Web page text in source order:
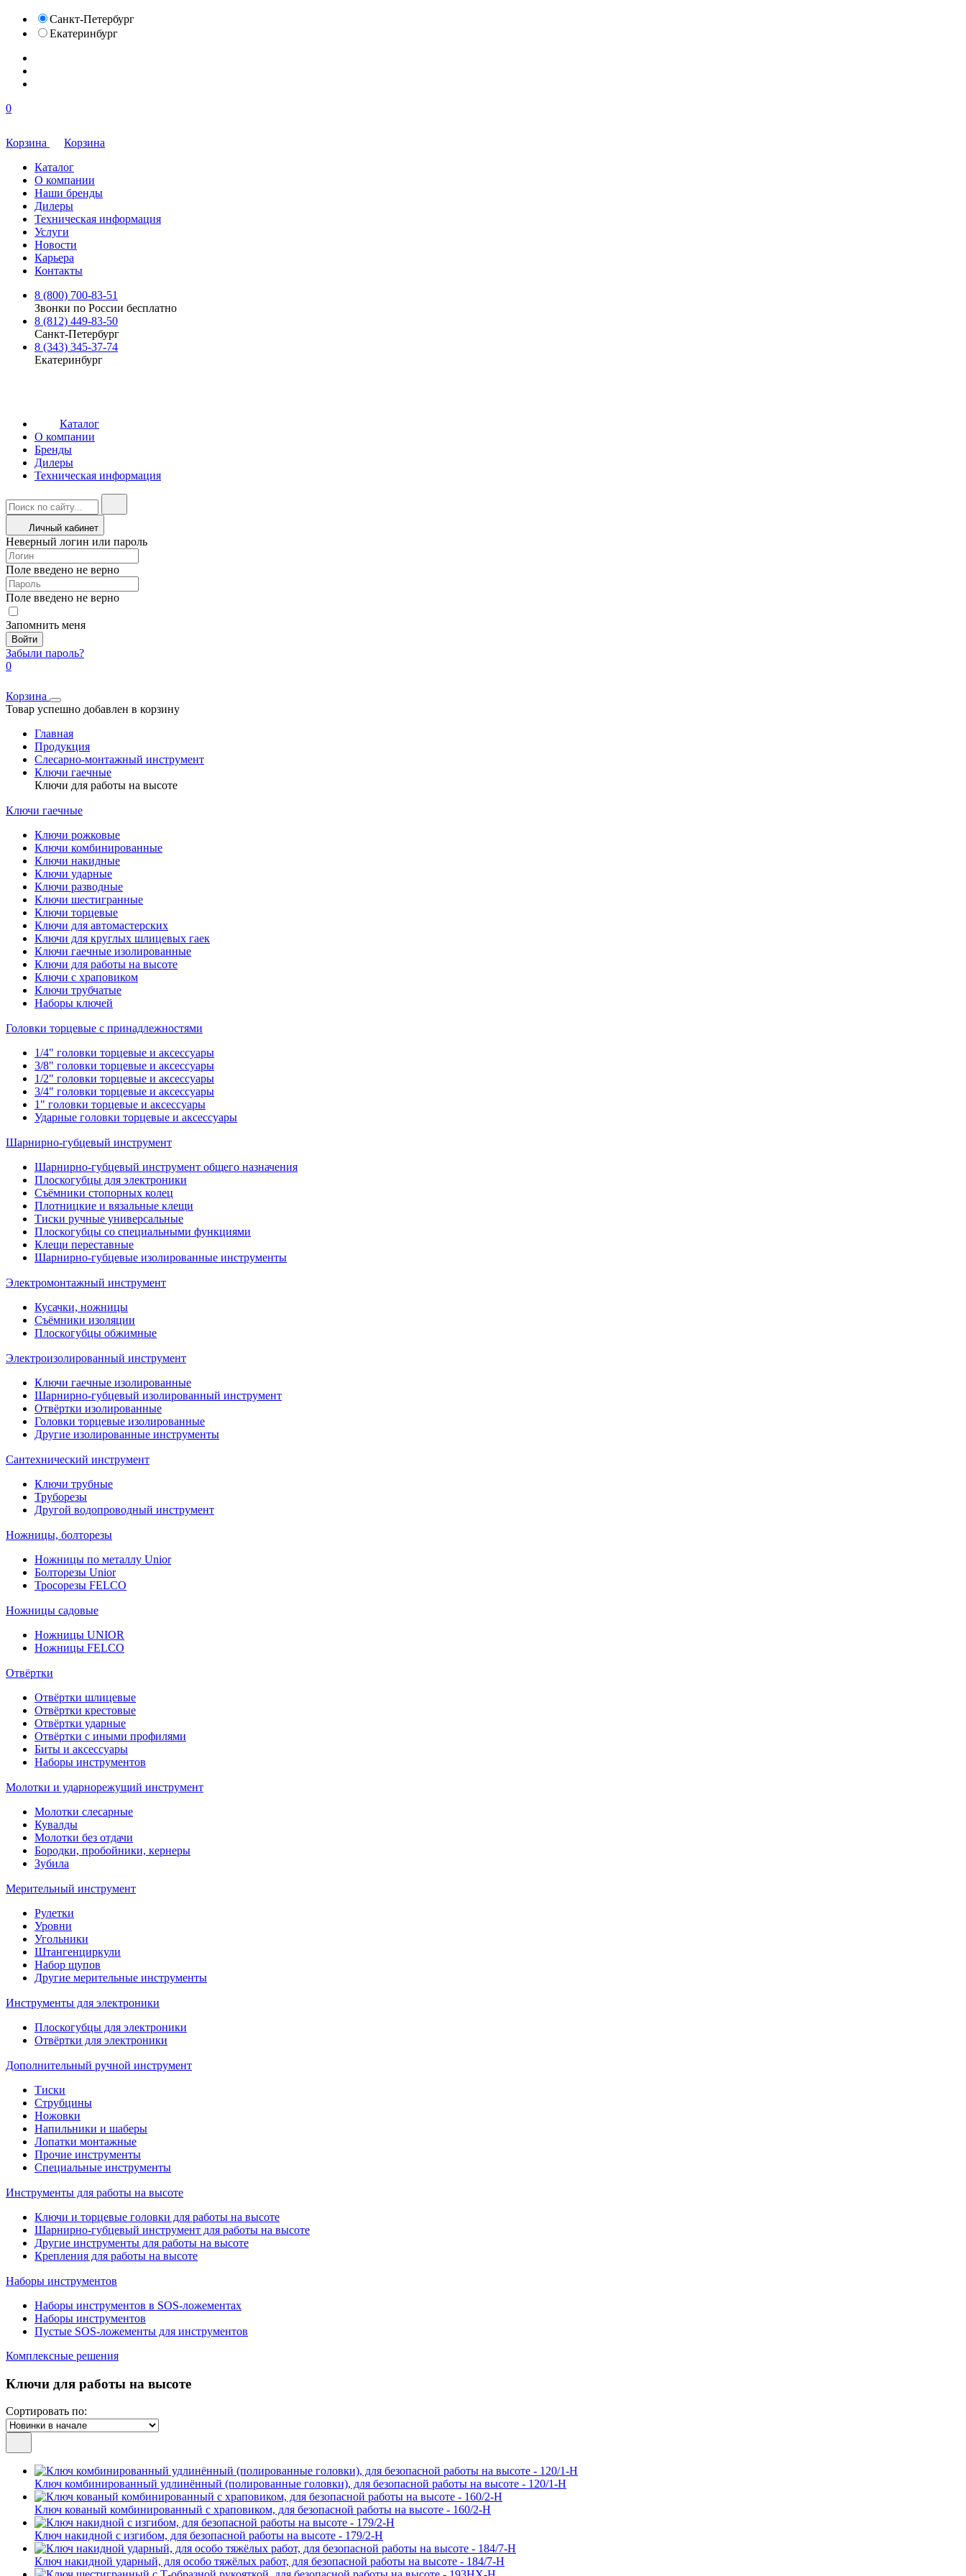
Санкт-Петербург
Екатеринбург
0
Корзина
Корзина
Каталог
О компании
Наши бренды
Дилеры
Техническая информация
Услуги
Новости
Карьера
Контакты
8 (800) 700-83-51
Звонки по России бесплатно
8 (812) 449-83-50
Санкт-Петербург
8 (343) 345-37-74
Екатеринбург
Каталог
О компании
Бренды
Дилеры
Техническая информация
Личный кабинет
Неверный логин или пароль
Поле введено не верно
Поле введено не верно
Запомнить меня
Войти
Забыли пароль?
0
Корзина
Товар успешно добавлен в корзину
Главная
Продукция
Слесарно-монтажный инструмент
Ключи гаечные
Ключи для работы на высоте
Ключи гаечные
Ключи рожковые
Ключи комбинированные
Ключи накидные
Ключи ударные
Ключи разводные
Ключи шестигранные
Ключи торцевые
Ключи для автомастерских
Ключи для круглых шлицевых гаек
Ключи гаечные изолированные
Ключи для работы на высоте
Ключи с храповиком
Ключи трубчатые
Наборы ключей
Головки торцевые с принадлежностями
1/4" головки торцевые и аксессуары
3/8" головки торцевые и аксессуары
1/2" головки торцевые и аксессуары
3/4" головки торцевые и аксессуары
1" головки торцевые и аксессуары
Ударные головки торцевые и аксессуары
Шарнирно-губцевый инструмент
Шарнирно-губцевый инструмент общего назначения
Плоскогубцы для электроники
Съёмники стопорных колец
Плотницкие и вязальные клещи
Тиски ручные универсальные
Плоскогубцы со специальными функциями
Клещи переставные
Шарнирно-губцевые изолированные инструменты
Электромонтажный инструмент
Кусачки, ножницы
Съёмники изоляции
Плоскогубцы обжимные
Электроизолированный инструмент
Ключи гаечные изолированные
Шарнирно-губцевый изолированный инструмент
Отвёртки изолированные
Головки торцевые изолированные
Другие изолированные инструменты
Сантехнический инструмент
Ключи трубные
Труборезы
Другой водопроводный инструмент
Ножницы, болторезы
Ножницы по металлу Unior
Болторезы Unior
Тросорезы FELCO
Ножницы садовые
Ножницы UNIOR
Ножницы FELCO
Отвёртки
Отвёртки шлицевые
Отвёртки крестовые
Отвёртки ударные
Отвёртки с иными профилями
Биты и аксессуары
Наборы инструментов
Молотки и ударнорежущий инструмент
Молотки слесарные
Кувалды
Молотки без отдачи
Бородки, пробойники, кернеры
Зубила
Мерительный инструмент
Рулетки
Уровни
Угольники
Штангенциркули
Набор щупов
Другие мерительные инструменты
Инструменты для электроники
Плоскогубцы для электроники
Отвёртки для электроники
Дополнительный ручной инструмент
Тиски
Струбцины
Ножовки
Напильники и шаберы
Лопатки монтажные
Прочие инструменты
Специальные инструменты
Инструменты для работы на высоте
Ключи и торцевые головки для работы на высоте
Шарнирно-губцевый инструмент для работы на высоте
Другие инструменты для работы на высоте
Крепления для работы на высоте
Наборы инструментов
Наборы инструментов в SOS-ложементах
Наборы инструментов
Пустые SOS-ложементы для инструментов
Комплексные решения
Ключи для работы на высоте
Сортировать по:
Ключ комбинированный удлинённый (полированные головки), для безопасной работы на высоте - 120/1-H
Ключ кованый комбинированный с храповиком, для безопасной работы на высоте - 160/2-H
Ключ накидной с изгибом, для безопасной работы на высоте - 179/2-H
Ключ накидной ударный, для особо тяжёлых работ, для безопасной работы на высоте - 184/7-H